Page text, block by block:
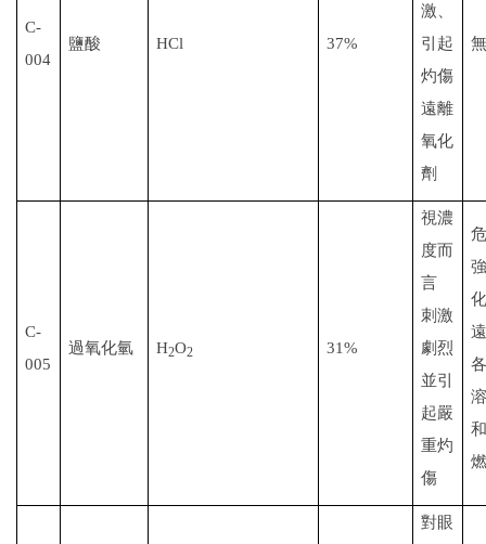
C-
004
鹽酸 HCl 37%
激、
引起
灼傷
遠離
氧化
劑
C-
005
過氧化氫 H2O2 31%
視濃
度而
言
刺激
劇烈
並引
起嚴
重灼
傷
對眼